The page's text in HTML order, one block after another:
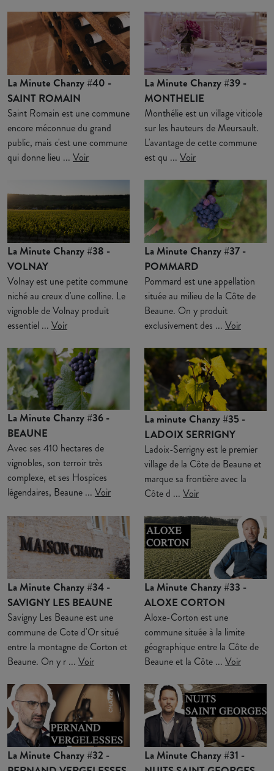
La Minute Chanzy #40 -
SAINT ROMAIN
Saint Romain est une commune
encore méconnue du grand
public, mais c'est une commune
qui donne lieu ... Voir
La Minute Chanzy #39 -
MONTHELIE
Monthélie est un village viticole
sur les hauteurs de Meursault.
L'avantage de cette commune
est qu ... Voir
La Minute Chanzy #38 -
VOLNAY
Volnay est une petite commune
niché au creux d'une colline. Le
vignoble de Volnay produit
essentiel ... Voir
La Minute Chanzy #37 -
POMMARD
Pommard est une appellation
située au milieu de la Côte de
Beaune. On y produit
exclusivement des ... Voir
La Minute Chanzy #36 -
BEAUNE
Avec ses 410 hectares de
vignobles, son terroir très
complexe, et ses Hospices
légendaires, Beaune ... Voir
La minute Chanzy #35 -
LADOIX SERRIGNY
Ladoix-Serrigny est le premier
village de la Côte de Beaune et
marque sa frontière avec la
Côte d ... Voir
La Minute Chanzy #34 -
SAVIGNY LES BEAUNE
Savigny Les Beaune est une
commune de Cote d'Or situé
entre la montagne de Corton et
Beaune. On y r ... Voir
La Minute Chanzy #33 -
ALOXE CORTON
Aloxe-Corton est une
commune située à la limite
géographique entre la Côte de
Beaune et la Côte ... Voir
La Minute Chanzy #32 -
La Minute Chanzy #31 -